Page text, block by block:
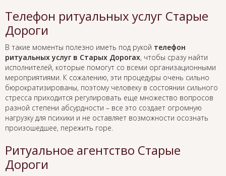
Телефон ритуальных услуг Старые
Дороги
В такие моменты полезно иметь под рукой телефон
ритуальных услуг в Старых Дорогах, чтобы сразу найти
исполнителей, которые помогут со всеми организационными
мероприятиями. К сожалению, эти процедуры очень сильно
бюрократизированы, поэтому человеку в состоянии сильного
стресса приходится регулировать еще множество вопросов
разной степени абсурдности – все это создает огромную
нагрузку для психики и не оставляет возможности осознать
произошедшее, пережить горе.
Ритуальное агентство Старые
Дороги